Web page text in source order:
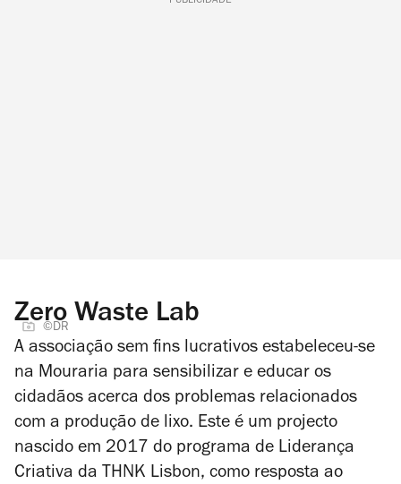
Zero Waste Lab
©DR
A associação sem fins lucrativos estabeleceu-se
na Mouraria para sensibilizar e educar os
cidadãos acerca dos problemas relacionados
com a produção de lixo. Este é um projecto
nascido em 2017 do programa de Liderança
Criativa da THNK Lisbon, como resposta ao